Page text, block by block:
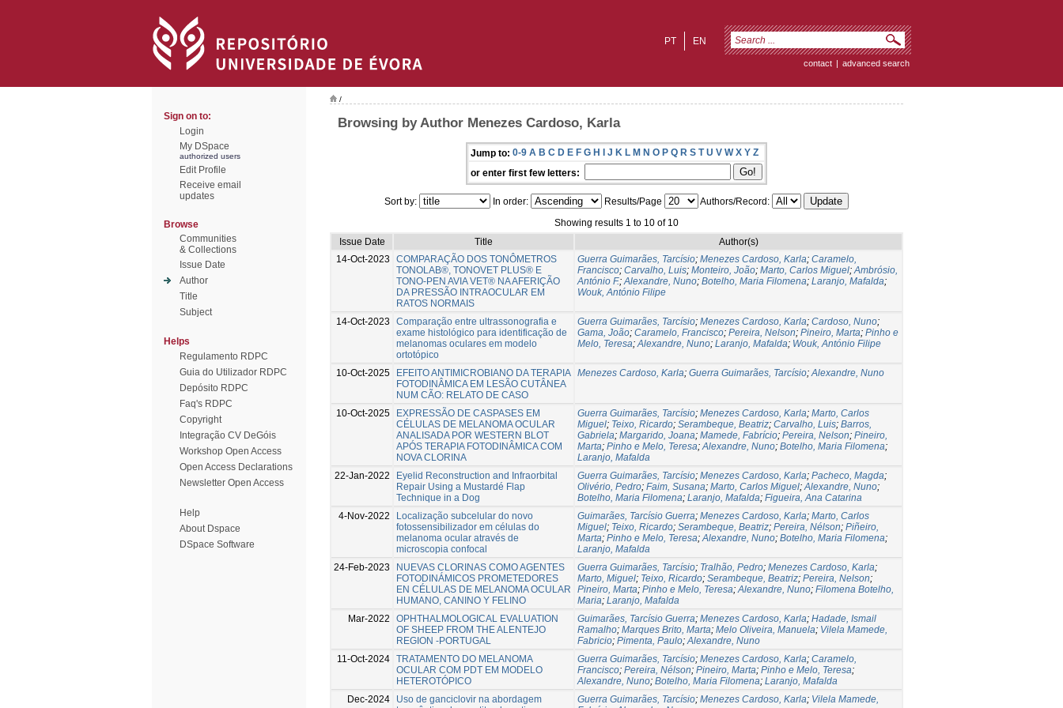
EN
PT
contact | advanced search
Sign on to:
Login
My DSpace
authorized users
Edit Profile
Receive email
updates
Browse
Communities
& Collections
Issue Date
Author
Title
Subject
Helps
Regulamento RDPC
Guia do Utilizador RDPC
Depósito RDPC
Faq's RDPC
Copyright
Integração CV DeGóis
Workshop Open Access
Open Access Declarations
Newsletter Open Access
Help
About Dspace
DSpace Software
/
Browsing by Author Menezes Cardoso, Karla
Jump to: 0-9 A B C D E F G H I J K L M N O P Q R S T U V W X Y Z
or enter first few letters:
Sort by: In order: Results/Page
Authors/Record:
Showing results 1 to 10 of 10
Issue Date
Title
Author(s)
14-Oct-2023
COMPARAÇÃO DOS TONÔMETROS
TONOLAB®, TONOVET PLUS® E
TONO-PEN AVIA VET® NA AFERIÇÃO
DA PRESSÃO INTRAOCULAR EM
RATOS NORMAIS
Guerra Guimarães, Tarcísio; Menezes Cardoso, Karla; Caramelo,
Francisco; Carvalho, Luis; Monteiro, João; Marto, Carlos Miguel;Ambrósio,
António F.;Alexandre, Nuno; Botelho, Maria Filomena; Laranjo, Mafalda;
Wouk, António Filipe
14-Oct-2023
Comparação entre ultrassonografia e
exame histológico para identificação de
melanomas oculares em modelo
ortotópico
Guerra Guimarães, Tarcísio; Menezes Cardoso, Karla; Cardoso, Nuno;
Gama, João; Caramelo, Francisco; Pereira, Nelson; Pineiro, Marta; Pinho e
Melo, Teresa;Alexandre, Nuno; Laranjo, Mafalda; Wouk, António Filipe
10-Oct-2025
EFEITO ANTIMICROBIANO DA TERAPIA
FOTODINÂMICA EM LESÃO CUTÂNEA
NUM CÃO: RELATO DE CASO
Menezes Cardoso, Karla; Guerra Guimarães, Tarcísio;Alexandre, Nuno
10-Oct-2025
EXPRESSÃO DE CASPASES EM
CÉLULAS DE MELANOMA OCULAR
ANALISADA POR WESTERN BLOT
APÓS TERAPIA FOTODINÂMICA COM
NOVA CLORINA
Guerra Guimarães, Tarcísio; Menezes Cardoso, Karla; Marto, Carlos
Miguel; Teixo, Ricardo; Serambeque, Beatriz; Carvalho, Luis; Barros,
Gabriela; Margarido, Joana; Mamede, Fabrício; Pereira, Nelson; Pineiro,
Marta; Pinho e Melo, Teresa;Alexandre, Nuno; Botelho, Maria Filomena;
Laranjo, Mafalda
22-Jan-2022
Eyelid Reconstruction and Infraorbital
Repair Using a Mustardé Flap
Technique in a Dog
Guerra Guimarães, Tarcísio; Menezes Cardoso, Karla; Pacheco, Magda;
Olivério, Pedro; Faim, Susana; Marto, Carlos Miguel;Alexandre, Nuno;
Botelho, Maria Filomena; Laranjo, Mafalda; Figueira, Ana Catarina
4-Nov-2022
Localização subcelular do novo
fotossensibilizador em células do
melanoma ocular através de
microscopia confocal
Guimarães, Tarcísio Guerra; Menezes Cardoso, Karla; Marto, Carlos
Miguel; Teixo, Ricardo; Serambeque, Beatriz; Pereira, Nélson; Piñeiro,
Marta; Pinho e Melo, Teresa;Alexandre, Nuno; Botelho, Maria Filomena;
Laranjo, Mafalda
24-Feb-2023
NUEVAS CLORINAS COMO AGENTES
FOTODINÁMICOS PROMETEDORES
EN CÉLULAS DE MELANOMA OCULAR
HUMANO, CANINO Y FELINO
Guerra Guimarães, Tarcísio; Tralhão, Pedro; Menezes Cardoso, Karla;
Marto, Miguel; Teixo, Ricardo; Serambeque, Beatriz; Pereira, Nelson;
Pineiro, Marta; Pinho e Melo, Teresa;Alexandre, Nuno; Filomena Botelho,
Maria; Laranjo, Mafalda
Mar-2022
OPHTHALMOLOGICAL EVALUATION
OF SHEEP FROM THE ALENTEJO
REGION -PORTUGAL
Guimarães, Tarcísio Guerra; Menezes Cardoso, Karla; Hadade, Ismail
Ramalho; Marques Brito, Marta; Melo Oliveira, Manuela; Vilela Mamede,
Fabricio; Pimenta, Paulo;Alexandre, Nuno
11-Oct-2024 TRATAMENTO DO MELANOMA
OCULAR COM PDT EM MODELO
HETEROTÓPICO
Guerra Guimarães, Tarcísio; Menezes Cardoso, Karla; Caramelo,
Francisco; Pereira, Nélson; Pineiro, Marta; Pinho e Melo, Teresa;
Alexandre, Nuno; Botelho, Maria Filomena; Laranjo, Mafalda
Dec-2024
Uso de ganciclovir na abordagem
Guerra Guimarães, Tarcísio; Menezes Cardoso, Karla; Vilela Mamede,